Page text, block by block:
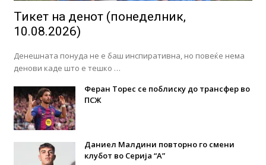
Тикет на денот (понеделник,
10.08.2026)
Денешната понуда не е баш инспиративна, но повеќе нема
денови каде што е тешко …
Феран Торес се поблиску до трансфер во
ПСЖ
Даниел Малдини повторно го смени
клубот во Серија “А”